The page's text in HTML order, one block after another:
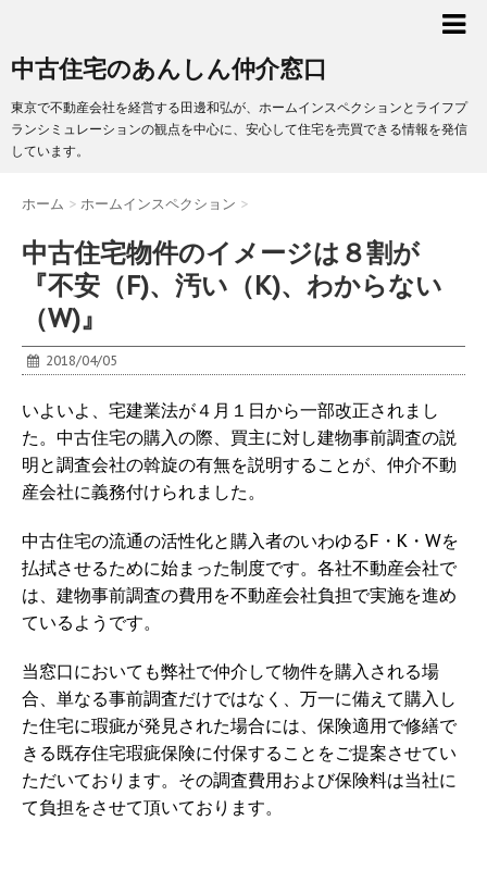
中古住宅のあんしん仲介窓口
東京で不動産会社を経営する田邊和弘が、ホームインスペクションとライフプ
ランシミュレーションの観点を中心に、安心して住宅を売買できる情報を発信
しています。
ホーム > ホームインスペクション >
中古住宅物件のイメージは８割が
『不安（F)、汚い（K)、わからない
（W)』
2018/04/05
いよいよ、宅建業法が４月１日から一部改正されまし
た。中古住宅の購入の際、買主に対し建物事前調査の説
明と調査会社の斡旋の有無を説明することが、仲介不動
産会社に義務付けられました。
中古住宅の流通の活性化と購入者のいわゆるF・K・Wを
払拭させるために始まった制度です。各社不動産会社で
は、建物事前調査の費用を不動産会社負担で実施を進め
ているようです。
当窓口においても弊社で仲介して物件を購入される場
合、単なる事前調査だけではなく、万一に備えて購入し
た住宅に瑕疵が発見された場合には、保険適用で修繕で
きる既存住宅瑕疵保険に付保することをご提案させてい
ただいております。その調査費用および保険料は当社に
て負担をさせて頂いております。